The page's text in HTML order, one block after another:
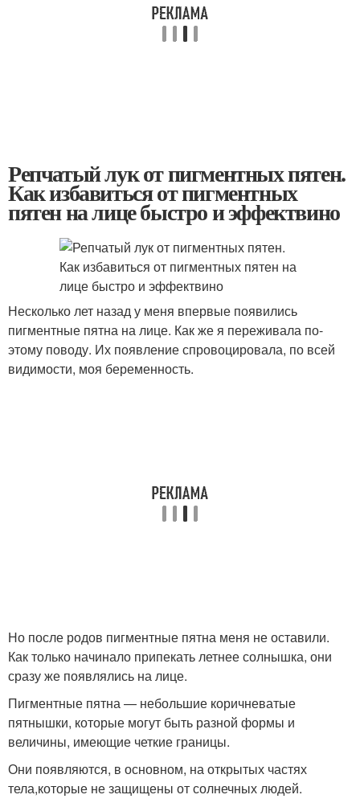
Репчатый лук от пигментных пятен.
Как избавиться от пигментных
пятен на лице быстро и эффектвино
Несколько лет назад у меня впервые появились
пигментные пятна на лице. Как же я переживала по-
этому поводу. Их появление спровоцировала, по всей
видимости, моя беременность.
Но после родов пигментные пятна меня не оставили.
Как только начинало припекать летнее солнышка, они
сразу же появлялись на лице.
Пигментные пятна — небольшие коричневатые
пятнышки, которые могут быть разной формы и
величины, имеющие четкие границы.
Они появляются, в основном, на открытых частях
тела,которые не защищены от солнечных людей.